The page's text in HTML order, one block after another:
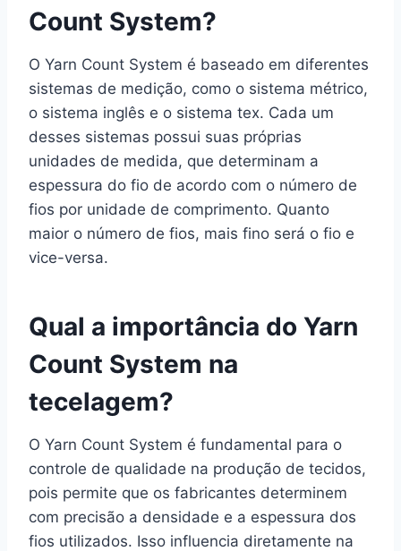
Count System?
O Yarn Count System é baseado em diferentes
sistemas de medição, como o sistema métrico,
o sistema inglês e o sistema tex. Cada um
desses sistemas possui suas próprias
unidades de medida, que determinam a
espessura do fio de acordo com o número de
fios por unidade de comprimento. Quanto
maior o número de fios, mais fino será o fio e
vice-versa.
Qual a importância do Yarn
Count System na
tecelagem?
O Yarn Count System é fundamental para o
controle de qualidade na produção de tecidos,
pois permite que os fabricantes determinem
com precisão a densidade e a espessura dos
fios utilizados. Isso influencia diretamente na